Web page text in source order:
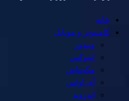
Primary
Menu
خانه
کامپیوتر و موبایل
ویندوز
لینوکس
مکینتاش
آی اواس
اندروید